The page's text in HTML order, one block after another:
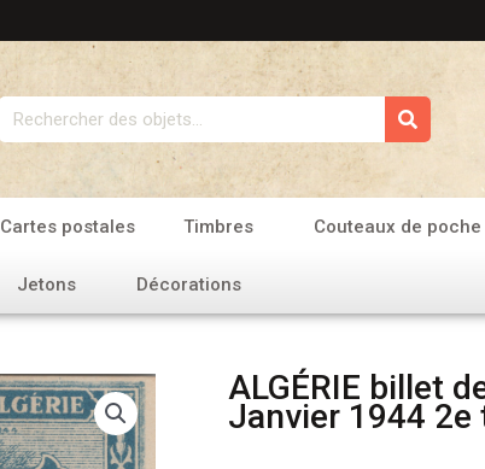
Rechercher
Cartes postales Timbres Couteaux de poche
Jetons Décorations
ALGÉRIE billet
Janvier 1944 2e